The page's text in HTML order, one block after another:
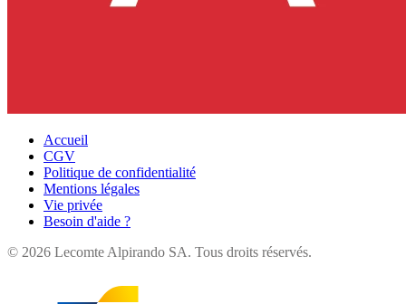
Accueil
CGV
Politique de confidentialité
Mentions légales
Vie privée
Besoin d'aide ?
© 2026 Lecomte Alpirando SA. Tous droits réservés.